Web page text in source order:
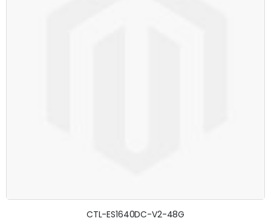
CTL-ES1640DC-V2-48G